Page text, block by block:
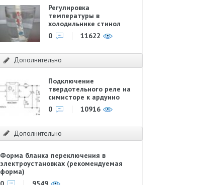
Регулировка
температуры в
холодильнике стинол
0
11622
Дополнительно
Подключение
твердотельного реле на
симисторе к ардуино
0
10916
Дополнительно
Форма бланка переключения в
электроустановках (рекомендуемая
форма)